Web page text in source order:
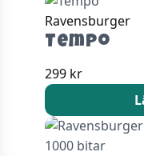
Ravensburger
Tempo
299 kr